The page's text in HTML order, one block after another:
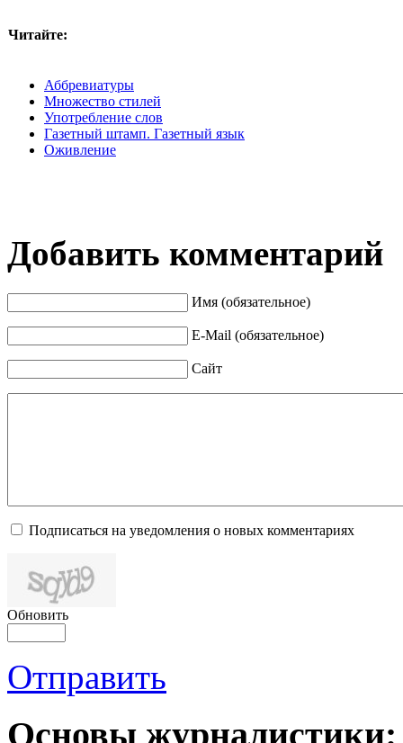
Читайте:
Аббревиатуры
Множество стилей
Употребление слов
Газетный штамп. Газетный язык
Оживление
Добавить комментарий
Имя (обязательное)
E-Mail (обязательное)
Сайт
Подписаться на уведомления о новых комментариях
Обновить
Отправить
Основы журналистики: